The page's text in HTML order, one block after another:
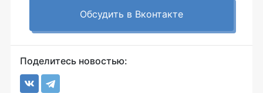
Обсудить в Вконтакте
Поделитесь новостью: